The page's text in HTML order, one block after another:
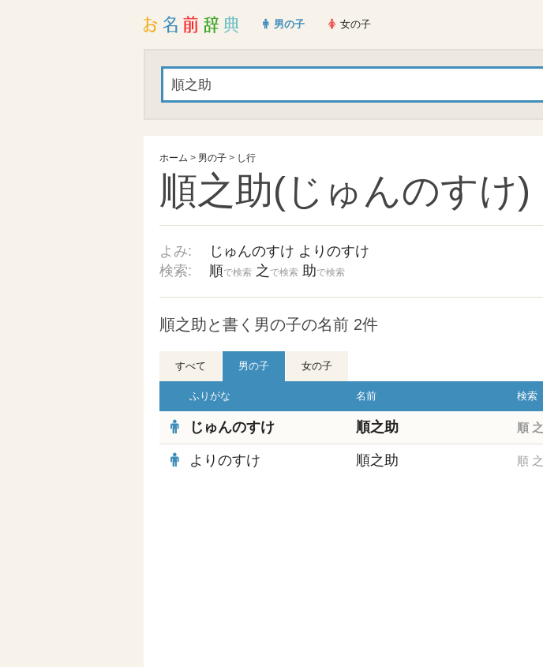
男の子 女の子
ホーム > 男の子 > し行
順之助(じゅんのすけ)
よみ: じゅんのすけ よりのすけ
検索:
順で検索 之 で検索 助で検索
順之助と書く男の子の名前 2件
すべて 男の子 女の子
ふりがな 名前 検索
じゅんのすけ 順之助 順 之
よりのすけ 順之助 順 之